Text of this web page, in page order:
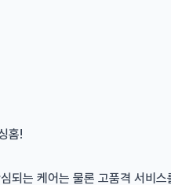
홈!
되는 케어는 물론 고품격 서비